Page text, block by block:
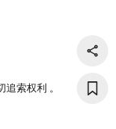
索权利 。